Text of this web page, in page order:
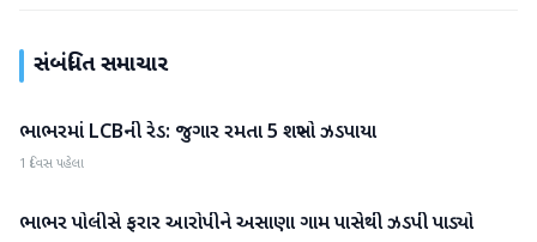
સંબંધિત સમાચાર
વાવ-થરાદ
ભાભરમાં LCBની રેડ: જુગાર રમતા 5 શખ્સો ઝડપાયા
1 દિવસ પહેલા
વાવ-થરાદ
ભાભર પોલીસે ફરાર આરોપીને અસાણા ગામ પાસેથી ઝડપી પાડ્યો